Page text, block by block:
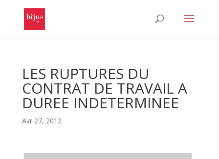
LES RUPTURES DU
CONTRAT DE TRAVAIL A
DUREE INDETERMINEE
Avr 27, 2012